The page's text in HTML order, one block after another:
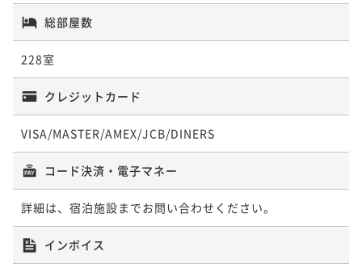
総部屋数
228室
クレジットカード
VISA/MASTER/AMEX/JCB/DINERS
コード決済・電子マネー
詳細は、宿泊施設までお問い合わせください。
インボイス